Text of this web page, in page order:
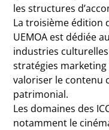
les structures
La troisième édition
UEMOA est dédiée
industries
stratégies
valoriser le contenu
patrimonial.
Les domaines des
notamment le